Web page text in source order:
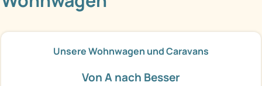
Unsere Wohnwagen und Caravans
Von A nach Besser